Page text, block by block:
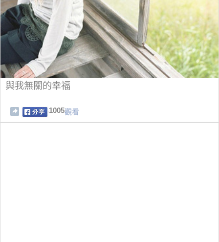
與我無關的幸福
1005觀看